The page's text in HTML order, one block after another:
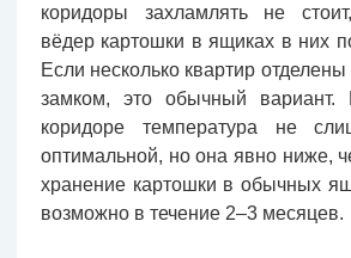
коридоры захламлять не
вёдер картошки в ящиках в них
Если несколько квартир
замком, это обычный вариант.
коридоре температура не
оптимальной, но она явно ниже,
хранение картошки в обычных
возможно в течение 2–3 месяцев.